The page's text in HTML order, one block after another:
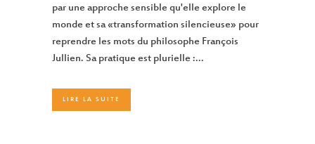
par une approche sensible qu'elle explore le
monde et sa «transformation silencieuse» pour
reprendre les mots du philosophe François
Jullien. Sa pratique est plurielle :...
LIRE LA SUITE